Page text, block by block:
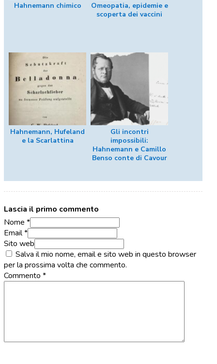
Hahnemann chimico
Omeopatia, epidemie e
scoperta dei vaccini
Hahnemann, Hufeland
e la Scarlattina
Gli incontri
impossibili:
Hahnemann e Camillo
Benso conte di Cavour
Lascia il primo commento
Nome *
Email *
Sito web
Salva il mio nome, email e sito web in questo browser
per la prossima volta che commento.
Commento *